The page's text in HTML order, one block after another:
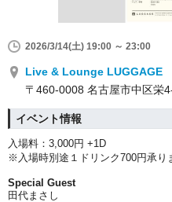
2026/3/14(土) 19:00 ～ 23:00
Live & Lounge LUGGAGE
〒460-0008 名古屋市中区栄
イベント情報
入場料：3,000円 +1D
※入場時別途１ドリンク700円承り
Special Guest
田代まさし